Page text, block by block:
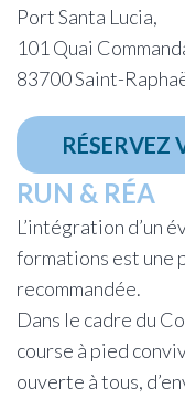
Port Santa Lucia,
101 Quai
83700 Saint-
RÉSERVEZ
RUN & RÉA
L’intégration d’un
formations est une
recommandée.
Dans le cadre du
course à pied
ouverte à tous,